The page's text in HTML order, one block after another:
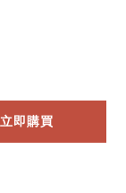
立即購買